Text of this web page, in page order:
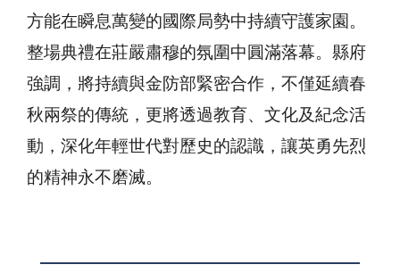
方能在瞬息萬變的國際局勢中持續守護家園。
整場典禮在莊嚴肅穆的氛圍中圓滿落幕。縣府
強調，將持續與金防部緊密合作，不僅延續春
秋兩祭的傳統，更將透過教育、文化及紀念活
動，深化年輕世代對歷史的認識，讓英勇先烈
的精神永不磨滅。